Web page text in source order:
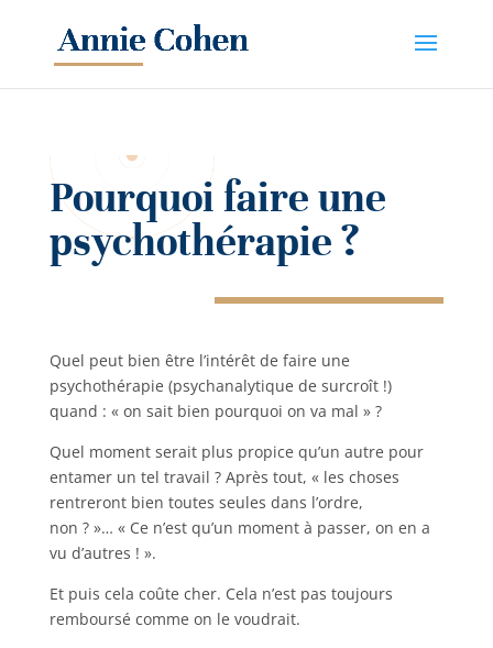
Pourquoi faire une
psychothérapie ?
Quel peut bien être l’intérêt de faire une
psychothérapie (psychanalytique de surcroît !)
quand : « on sait bien pourquoi on va mal » ?
Quel moment serait plus propice qu’un autre pour
entamer un tel travail ? Après tout, « les choses
rentreront bien toutes seules dans l’ordre,
non ? »… « Ce n’est qu’un moment à passer, on en a
vu d’autres ! ».
Et puis cela coûte cher. Cela n’est pas toujours
remboursé comme on le voudrait.